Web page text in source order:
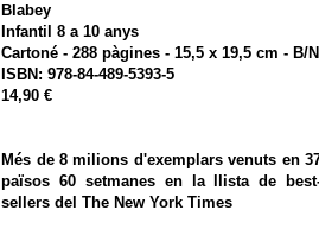
Blabey
Infantil 8 a 10 anys
Cartoné - 288 pàgines - 15,5 x 19,5 cm - B/N
ISBN: 978-84-489-5393-5
14,90 €
Més de 8 milions d'exemplars venuts en
països 60 setmanes en la llista de
sellers del The New York Times